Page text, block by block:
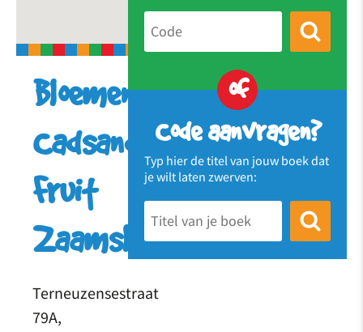
of
Code aanvragen?
Typ hier de titel van jouw boek dat
je wilt laten zwerven:
Bloemenpluktuin
Cadsand
Fruit
Zaamslag
Terneuzensestraat
79A,